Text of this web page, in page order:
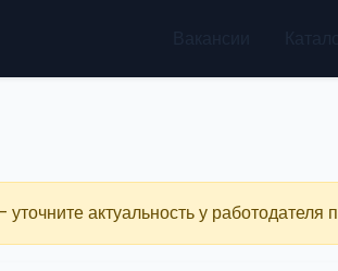
актуальность у работодателя